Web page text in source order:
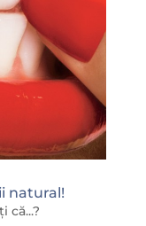
natural!
că...?